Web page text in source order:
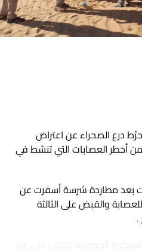
درع الصحراء عن اعتراض
أخطر العصابات التي تنشط في
بعد مطاردة شرسة أسفرت عن
تتبع للعصابة والقبض على الثالثة
.